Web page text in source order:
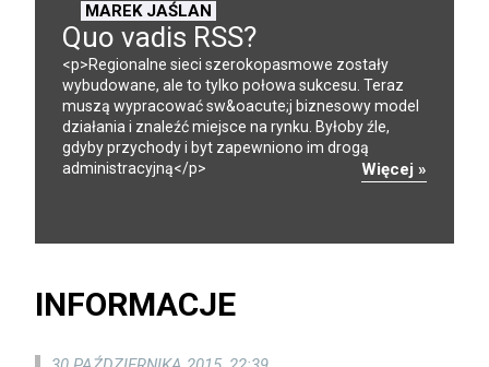
MAREK JAŚLAN
Quo vadis RSS?
<p>Regionalne sieci szerokopasmowe zostały
wybudowane, ale to tylko połowa sukcesu. Teraz
muszą wypracować sw&oacute;j biznesowy model
działania i znaleźć miejsce na rynku. Byłoby źle,
gdyby przychody i byt zapewniono im drogą
administracyjną</p>
Więcej »
INFORMACJE